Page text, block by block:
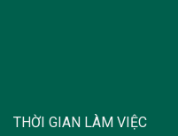
THỜI GIAN LÀM VIỆC